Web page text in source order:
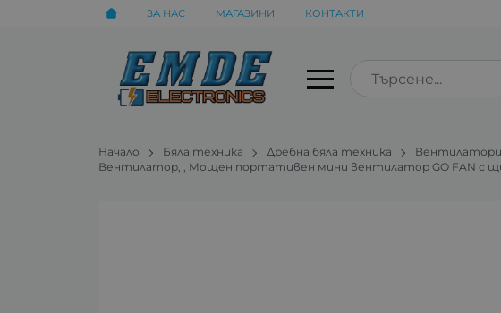
ЗА НАС МАГАЗИНИ КОНТАКТИ
Начало Бяла техника Дребна бяла техника
Вентилатори
Вентилатор, , Мощен портативен мини вентилатор GO FAN с